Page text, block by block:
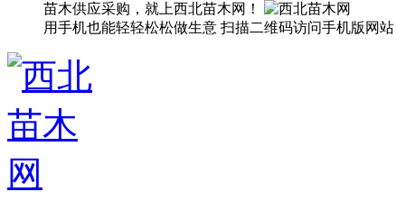
苗木供应采购，就上西北苗木网！
用手机也能轻轻松松做生意 扫描二维码访问手机版网站